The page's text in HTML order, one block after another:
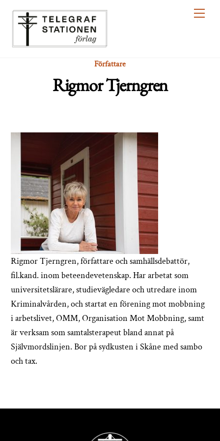
Författare
Rigmor Tjerngren
Rigmor Tjerngren, författare och samhällsdebattör,
fil.kand. inom beteendevetenskap. Har arbetat som
universitetslärare, studievägledare och utredare inom
Kriminalvården, och startat en förening mot mobbning
i arbetslivet, OMM, Organisation Mot Mobbning, samt
är verksam som samtalsterapeut bland annat på
Självmordslinjen. Bor på sydkusten i Skåne med sambo
och tax.
Back